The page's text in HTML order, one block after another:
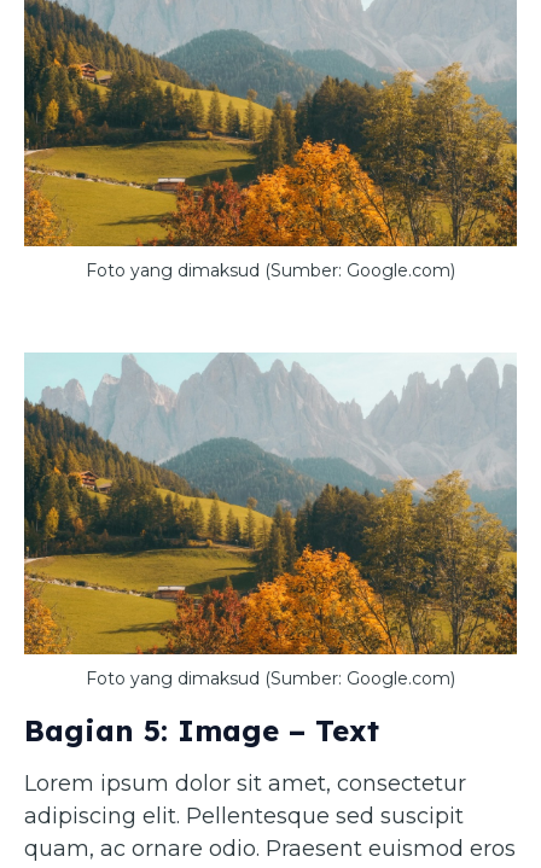
Foto yang dimaksud (Sumber: Google.com)
Foto yang dimaksud (Sumber: Google.com)
Bagian 5: Image – Text
Lorem ipsum dolor sit amet, consectetur
adipiscing elit. Pellentesque sed suscipit
quam, ac ornare odio. Praesent euismod eros